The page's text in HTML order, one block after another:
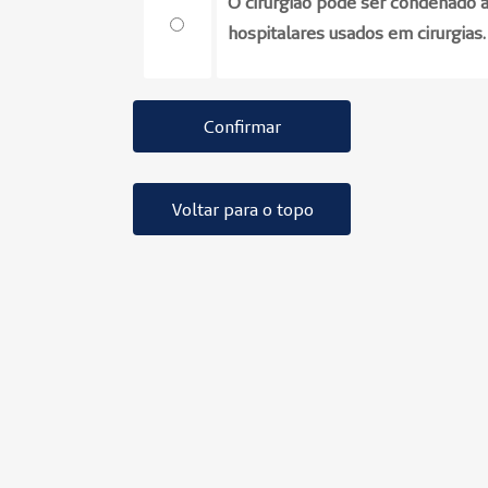
hospitalares usados em cirurgias.
Confirmar
Voltar para o topo